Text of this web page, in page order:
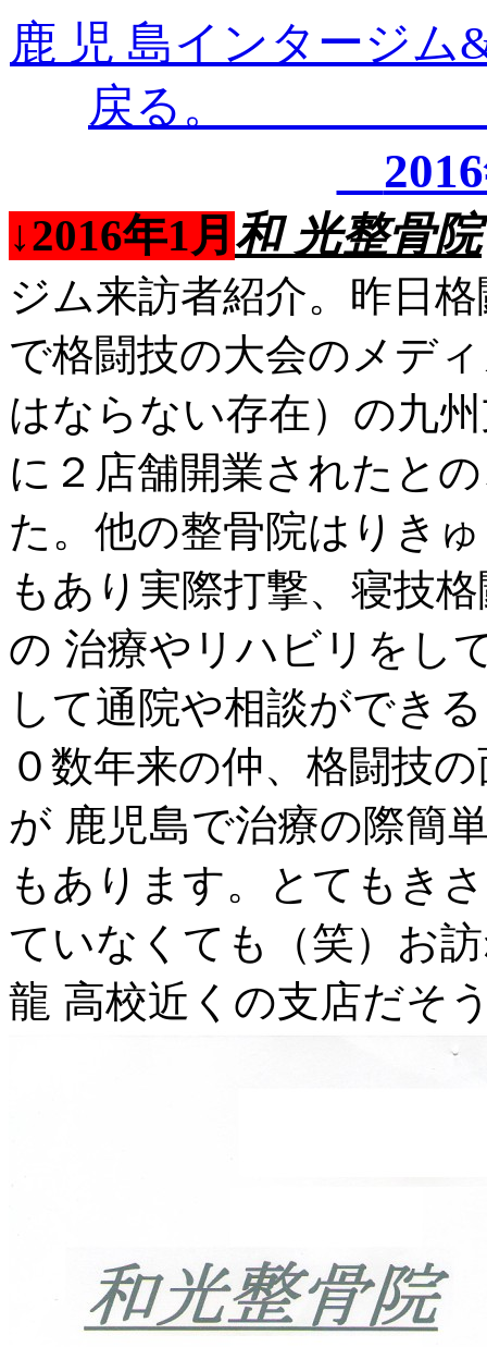
鹿 児 島インタージム
戻
↓2016年1月 和 光整骨院
ジム来訪者紹介。昨日
で格闘技の大会のメデ
はならない存在）の九
に２店舗開業されたと
た。他の整骨院はりき
もあり実際打撃、寝技
の 治療やリハビリをし
して通院や相談ができ
０数年来の仲、格闘技
が 鹿児島で治療の際簡
もあります。とてもき
ていなくても（笑）お
龍 高校近くの支店だそ